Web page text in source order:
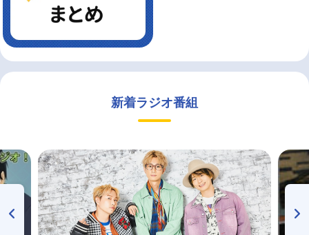
新着ラジオ番組